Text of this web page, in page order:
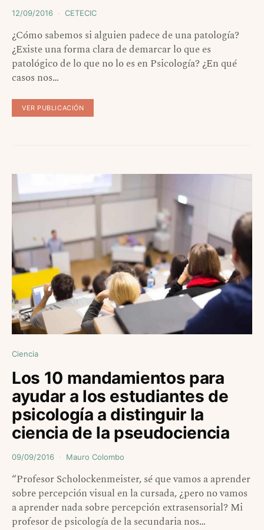
12/09/2016 CETECIC
¿Cómo sabemos si alguien padece de una patología?
¿Existe una forma clara de demarcar lo que es
patológico de lo que no lo es en Psicología? ¿En qué
casos nos…
VER PUBLICACIÓN
Ciencia
Los 10 mandamientos para
ayudar a los estudiantes de
psicología a distinguir la
ciencia de la pseudociencia
09/09/2016 Mauro Colombo
“Profesor Scholockenmeister, sé que vamos a aprender
sobre percepción visual en la cursada, ¿pero no vamos
a aprender nada sobre percepción extrasensorial? Mi
profesor de psicología de la secundaria nos…